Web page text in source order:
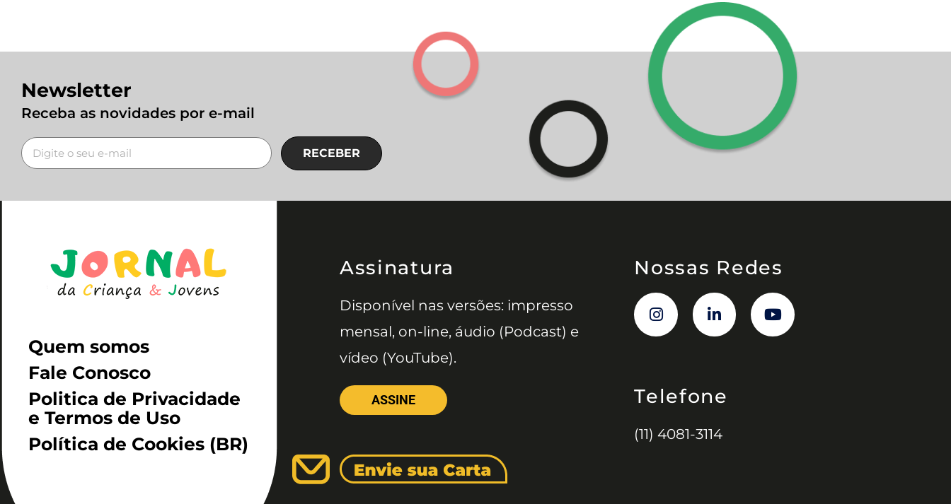
Newsletter
Receba as novidades por e-mail
RECEBER
Quem somos
Fale Conosco
Politica de Privacidade
e Termos de Uso
Política de Cookies (BR)
Assinatura
Disponível nas versões: impresso
mensal, on-line, áudio (Podcast) e
vídeo (YouTube).
ASSINE
Nossas Redes
Telefone
(11) 4081-3114